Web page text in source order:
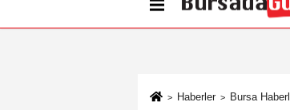
Künye İletişim Çerez
Haberler Bursa